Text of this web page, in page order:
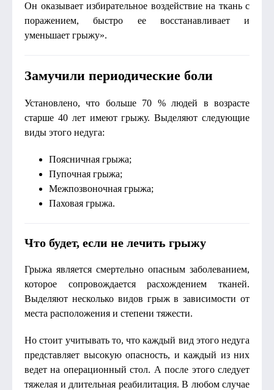
Он оказывает избирательное воздействие на ткань с
поражением, быстро ее восстанавливает и
уменьшает грыжу».
Замучили периодические боли
Установлено, что больше 70 % людей в возрасте
старше 40 лет имеют грыжу. Выделяют следующие
виды этого недуга:
Поясничная грыжа;
Пупочная грыжа;
Межпозвоночная грыжа;
Паховая грыжа.
Что будет, если не лечить грыжу
Грыжа является смертельно опасным заболеванием,
которое сопровождается расхождением тканей.
Выделяют несколько видов грыж в зависимости от
места расположения и степени тяжести.
Но стоит учитывать то, что каждый вид этого недуга
представляет высокую опасность, и каждый из них
ведет на операционный стол. А после этого следует
тяжелая и длительная реабилитация. В любом случае